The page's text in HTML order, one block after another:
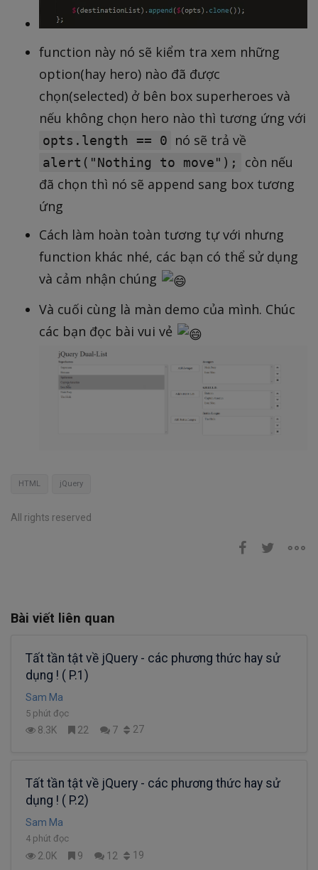
function này nó sẽ kiểm tra xem những
option(hay hero) nào đã được
chọn(selected) ở bên box superheroes và
nếu không chọn hero nào thì tương ứng với
opts.length == 0 nó sẽ trả về
alert("Nothing to move");
còn nếu
đã chọn thì nó sẽ append sang box tương
ứng
Cách làm hoàn toàn tương tự với nhưng
function khác nhé, các bạn có thể sử dụng
và cảm nhận chúng
Và cuối cùng là màn demo của mình. Chúc
các bạn đọc bài vui vẻ
HTML jQuery
All rights reserved
Bài viết liên quan
Tất tần tật về jQuery - các phương thức hay sử
dụng ! ( P.1)
Sam Ma
5 phút đọc
8.3K 22 7 27
Tất tần tật về jQuery - các phương thức hay sử
dụng ! ( P.2)
Sam Ma
4 phút đọc
2.0K 9 12 19